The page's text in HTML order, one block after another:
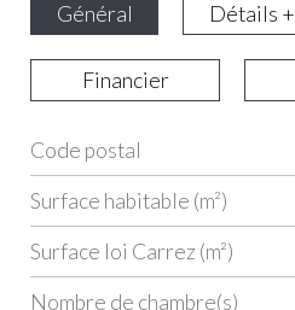
Général Détails +
Financier
Label Value
Code postal
Surface habitable (m²)
Surface loi Carrez (m²)
Nombre de chambre(s)